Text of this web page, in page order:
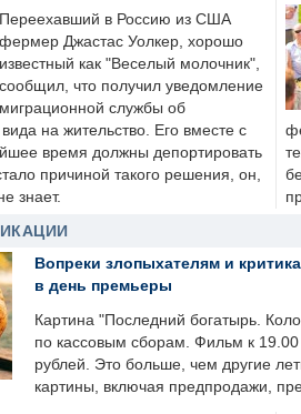
Переехавший в Россию из США
фермер Джастас Уолкер, хорошо
известный как "Веселый молочник",
сообщил, что получил уведомление
миграционной службы об
на жительство. Его вместе с
время должны депортировать
причиной такого решения, он,
знает.
Вопреки злопыхателям и
в день премьеры
Картина "Последний богатырь.
по кассовым сборам. Фильм к
рублей. Это больше, чем другие
картины, включая предпродажи,